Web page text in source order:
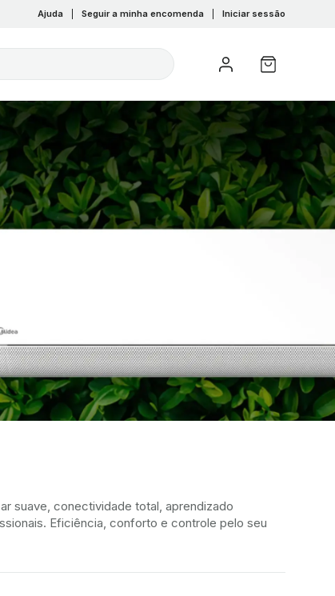
Ajuda Seguir a minha encomenda Iniciar sessão
suave, conectividade total, aprendizado
Eficiência, conforto e controle pelo seu